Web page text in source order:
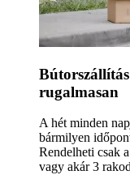
rugalmasan
A hét minden
bármilyen
Rendelheti csak
vagy akár 3